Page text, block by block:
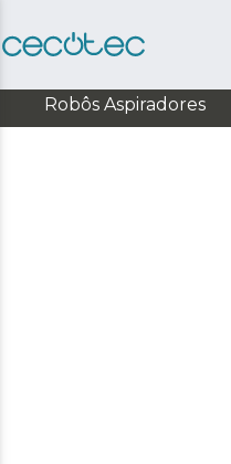
Robôs Aspiradores